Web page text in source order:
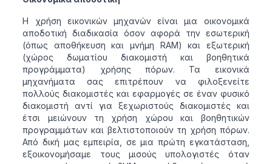
Η χρήση εικονικών μηχανών είναι μια οικονομικά
αποδοτική διαδικασία όσον αφορά την εσωτερική
(όπως αποθήκευση και μνήμη RAM) και εξωτερική
(χώρος δωματίου διακομιστή και βοηθητικά
προγράμματα) χρήσης πόρων. Τα εικονικά
μηχανήματα σας επιτρέπουν να φιλοξενείτε
πολλούς διακομιστές και εφαρμογές σε έναν φυσικό
διακομιστή αντί για ξεχωριστούς διακομιστές και
έτσι μειώνουν τη χρήση χώρου και βοηθητικών
προγραμμάτων και βελτιστοποιούν τη χρήση πόρων.
Από δική μας εμπειρία, σε μια πρώτη εγκατάσταση,
εξοικονομήσαμε τους μισούς υπολογιστές όταν